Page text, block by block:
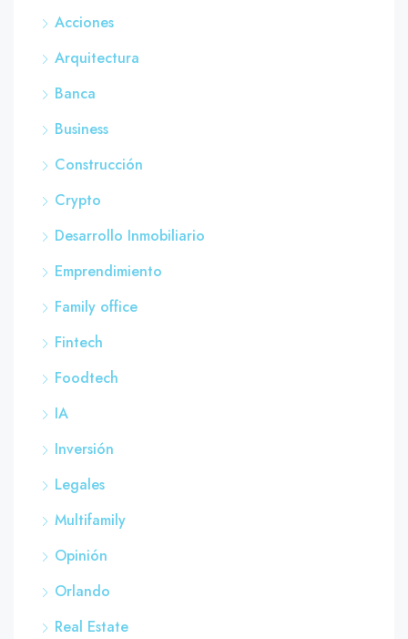
Acciones
Arquitectura
Banca
Business
Construcción
Crypto
Desarrollo Inmobiliario
Emprendimiento
Family office
Fintech
Foodtech
IA
Inversión
Legales
Multifamily
Opinión
Orlando
Real Estate